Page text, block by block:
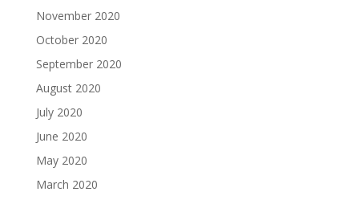
November 2020
October 2020
September 2020
August 2020
July 2020
June 2020
May 2020
March 2020